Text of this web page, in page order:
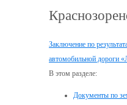
Заключение по
автомобильной дороги
В этом разделе:
Документы по